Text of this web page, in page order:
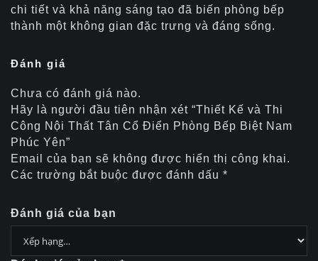
chi tiết và khả năng sáng tạo đã biến phòng bếp
thành một không gian đặc trưng và đáng sống.
Đánh giá
Chưa có đánh giá nào.
Hãy là người đầu tiên nhận xét “Thiết Kế và Thi
Công Nội Thất Tân Cổ Điển Phòng Bếp Biệt Nam
Phúc Yên”
Email của bạn sẽ không được hiển thị công khai.
Các trường bắt buộc được đánh dấu *
Đánh giá của bạn